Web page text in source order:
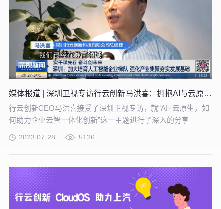
媒体报道 | 深圳卫视专访行云创新马洪喜：拥抱AI与云原生，深耕云智一体化创新
行云创新CEO马洪喜接受了深圳卫视专访，就“AI+云原生，如
何助力企业云智一体化创新”这一主题进行了深入的分享
2023-07-28 5126